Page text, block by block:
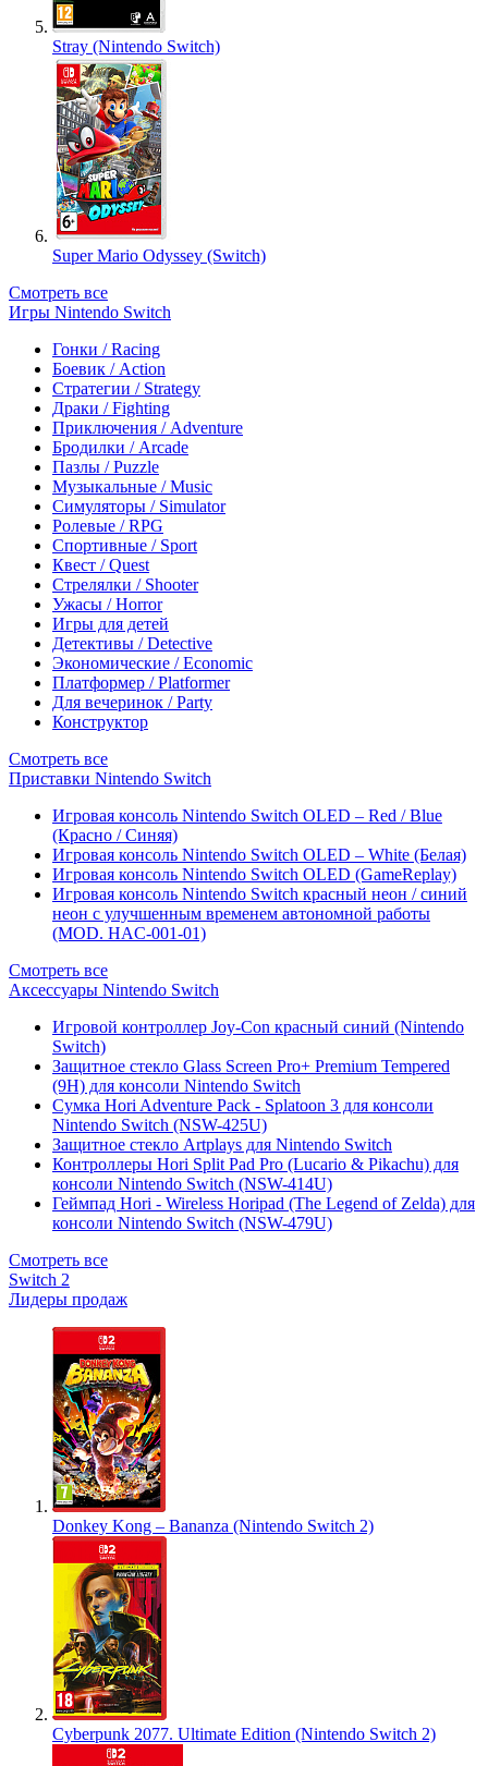
Stray (Nintendo Switch)
Super Mario Odyssey (Switch)
Смотреть все
Игры Nintendo Switch
Гонки / Racing
Боевик / Action
Стратегии / Strategy
Драки / Fighting
Приключения / Adventure
Бродилки / Arcade
Пазлы / Puzzle
Музыкальные / Music
Симуляторы / Simulator
Ролевые / RPG
Спортивные / Sport
Квест / Quest
Стрелялки / Shooter
Ужасы / Horror
Игры для детей
Детективы / Detective
Экономические / Economic
Платформер / Platformer
Для вечеринок / Party
Конструктор
Смотреть все
Приставки Nintendo Switch
Игровая консоль Nintendo Switch OLED – Red / Blue
(Красно / Синяя)
Игровая консоль Nintendo Switch OLED – White (Белая)
Игровая консоль Nintendo Switch OLED (GameReplay)
Игровая консоль Nintendo Switch красный неон / синий
неон с улучшенным временем автономной работы
(MOD. HAC-001-01)
Смотреть все
Аксессуары Nintendo Switch
Игровой контроллер Joy-Con красный синий (Nintendo
Switch)
Защитное стекло Glass Screen Pro+ Premium Tempered
(9H) для консоли Nintendo Switch
Сумка Hori Adventure Pack - Splatoon 3 для консоли
Nintendo Switch (NSW-425U)
Защитное стекло Artplays для Nintendo Switch
Контроллеры Hori Split Pad Pro (Lucario & Pikachu) для
консоли Nintendo Switch (NSW-414U)
Геймпад Hori - Wireless Horipad (The Legend of Zelda) для
консоли Nintendo Switch (NSW-479U)
Смотреть все
Switch 2
Лидеры продаж
Donkey Kong – Bananza (Nintendo Switch 2)
Cyberpunk 2077. Ultimate Edition (Nintendo Switch 2)